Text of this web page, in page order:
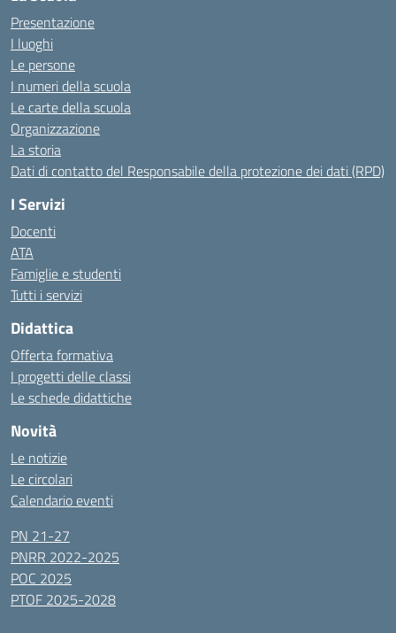
Presentazione
I luoghi
Le persone
I numeri della scuola
Le carte della scuola
Organizzazione
La storia
Dati di contatto del Responsabile della protezione dei dati (RPD)
I Servizi
Docenti
ATA
Famiglie e studenti
Tutti i servizi
Didattica
Offerta formativa
I progetti delle classi
Le schede didattiche
Novità
Le notizie
Le circolari
Calendario eventi
PN 21-27
PNRR 2022-2025
POC 2025
PTOF 2025-2028